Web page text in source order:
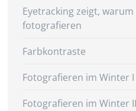
Eyetracking zeigt,
fotografieren
Farbkontraste
Fotografieren im Winter I
Fotografieren im Winter II